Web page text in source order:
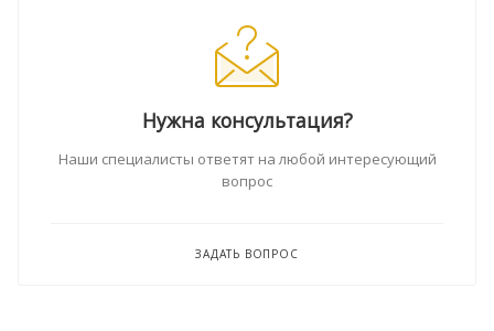
Нужна консультация?
Наши специалисты ответят на любой интересующий
вопрос
ЗАДАТЬ ВОПРОС